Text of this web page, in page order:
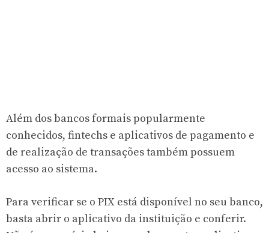
Além dos bancos formais popularmente
conhecidos, fintechs e aplicativos de pagamento e
de realização de transações também possuem
acesso ao sistema.
Para verificar se o PIX está disponível no seu banco,
basta abrir o aplicativo da instituição e conferir.